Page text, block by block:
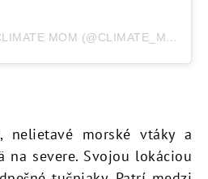
A POST SHARED BY CLIMATE MOM (@CLIMATE_MOM)
nelietavé morské vtáky a
na severe. Svojou lokáciou